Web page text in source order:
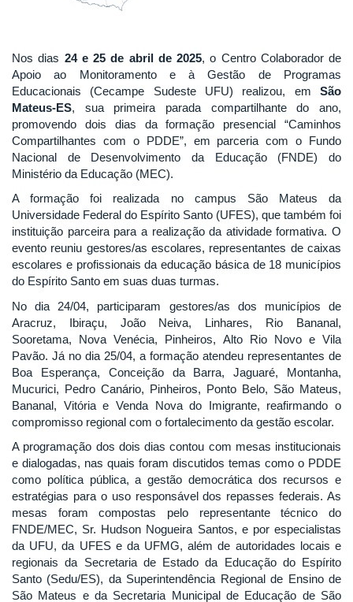
Nos dias 24 e 25 de abril de 2025, o Centro Colaborador de
Apoio ao Monitoramento e à Gestão de Programas
Educacionais (Cecampe Sudeste UFU) realizou, em São
Mateus-ES, sua primeira parada compartilhante do ano,
promovendo dois dias da formação presencial “Caminhos
Compartilhantes com o PDDE”, em parceria com o Fundo
Nacional de Desenvolvimento da Educação (FNDE) do
Ministério da Educação (MEC).
A formação foi realizada no campus São Mateus da
Universidade Federal do Espírito Santo (UFES), que também foi
instituição parceira para a realização da atividade formativa. O
evento reuniu gestores/as escolares, representantes de caixas
escolares e profissionais da educação básica de 18 municípios
do Espírito Santo em suas duas turmas.
No dia 24/04, participaram gestores/as dos municípios de
Aracruz, Ibiraçu, João Neiva, Linhares, Rio Bananal,
Sooretama, Nova Venécia, Pinheiros, Alto Rio Novo e Vila
Pavão. Já no dia 25/04, a formação atendeu representantes de
Boa Esperança, Conceição da Barra, Jaguaré, Montanha,
Mucurici, Pedro Canário, Pinheiros, Ponto Belo, São Mateus,
Bananal, Vitória e Venda Nova do Imigrante, reafirmando o
compromisso regional com o fortalecimento da gestão escolar.
A programação dos dois dias contou com mesas institucionais
e dialogadas, nas quais foram discutidos temas como o PDDE
como política pública, a gestão democrática dos recursos e
estratégias para o uso responsável dos repasses federais. As
mesas foram compostas pelo representante técnico do
FNDE/MEC, Sr. Hudson Nogueira Santos, e por especialistas
da UFU, da UFES e da UFMG, além de autoridades locais e
regionais da Secretaria de Estado da Educação do Espírito
Santo (Sedu/ES), da Superintendência Regional de Ensino de
São Mateus e da Secretaria Municipal de Educação de São